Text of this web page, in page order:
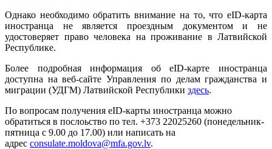
Однако необходимо обратить внимание на то, что eID-карта
иностранца не является проездным документом и не
удостоверяет право человека на проживание в Латвийской
Республике.
Более подробная информация об eID-карте иностранца
доступна на веб-сайте Управления по делам гражданства и
миграции (УДГМ) Латвийской Республики здесь.
По вопросам получения еID-карты иностранца можно
обратиться в послоьство по тел. +373 22025260 (понедельник-
пятница с 9.00 до 17.00) или написать на
адрес consulate.moldova@mfa.gov.lv.